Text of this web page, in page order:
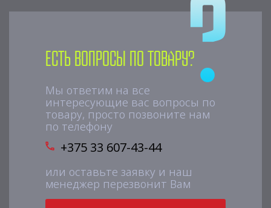
Есть вопросы по товару?
Мы ответим на все
интересующие вас вопросы по
товару, просто позвоните нам
по телефону
+375 33 607-43-44
или оставьте заявку и наш
менеджер перезвонит Вам